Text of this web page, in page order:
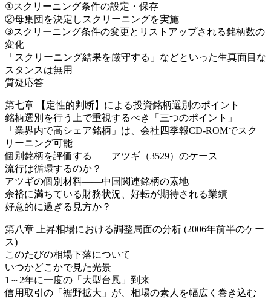
①スクリーニング条件の設定・保存
②母集団を決定しスクリーニングを実施
③スクリーニング条件の変更とリストアップされる銘柄数の
変化
「スクリーニング結果を厳守する」などといった生真面目な
スタンスは無用
質疑応答
第七章 【定性的判断】による投資銘柄選別のポイント
銘柄選別を行う上で重視するべき「三つのポイント」
「業界内で高シェア銘柄」は、会社四季報CD-ROMでスク
リーニング可能
個別銘柄を評価する――アツギ（3529）のケース
流行は循環するのか？
アツギの個別材料――中国関連銘柄の素地
余裕に満ちている財務状況、好転が期待される業績
好意的に過ぎる見方か？
第八章 上昇相場における調整局面の分析 (2006年前半のケー
ス)
このたびの相場下落について
いつかどこかで見た光景
1～2年に一度の「大型台風」到来
信用取引の「裾野拡大」が、相場の素人を幅広く巻き込む